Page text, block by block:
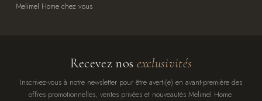
Melimel Home chez vous
Recevez nos exclusivités
Inscrivez-vous à notre newsletter pour être averti(e) en avant-première des
offres promotionnelles, ventes privées et nouveautés Melimel Home.